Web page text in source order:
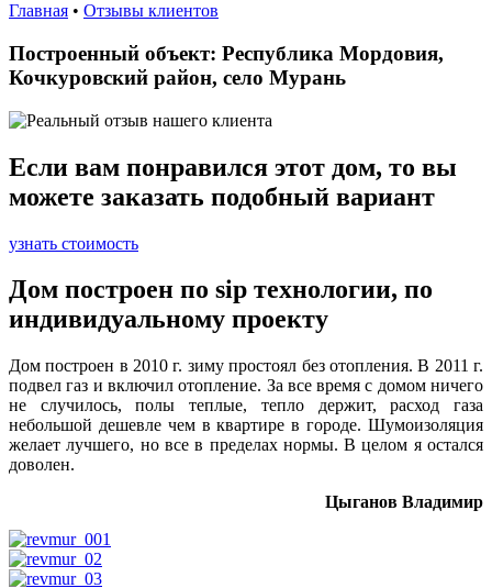
Главная • Отзывы клиентов
Построенный объект: Республика Мордовия,
Кочкуровский район, село Мурань
Если вам понравился этот дом, то вы
можете заказать подобный вариант
узнать стоимость
Дом построен по sip технологии, по
индивидуальному проекту
Дом построен в 2010 г. зиму простоял без отопления. В 2011 г.
подвел газ и включил отопление. За все время с домом ничего
не случилось, полы теплые, тепло держит, расход газа
небольшой дешевле чем в квартире в городе. Шумоизоляция
желает лучшего, но все в пределах нормы. В целом я остался
доволен.
Цыганов Владимир